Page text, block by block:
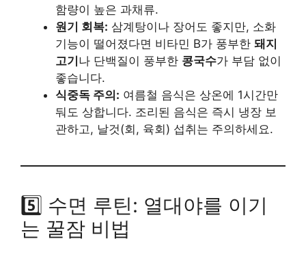
함량이 높은 과채류.
원기 회복: 삼계탕이나 장어도 좋지만, 소화
기능이 떨어졌다면 비타민 B가 풍부한 돼지
고기나 단백질이 풍부한 콩국수가 부담 없이
좋습니다.
식중독 주의: 여름철 음식은 상온에 1시간만
둬도 상합니다. 조리된 음식은 즉시 냉장 보
관하고, 날것(회, 육회) 섭취는 주의하세요.
5️⃣ 수면 루틴: 열대야를 이기
는 꿀잠 비법